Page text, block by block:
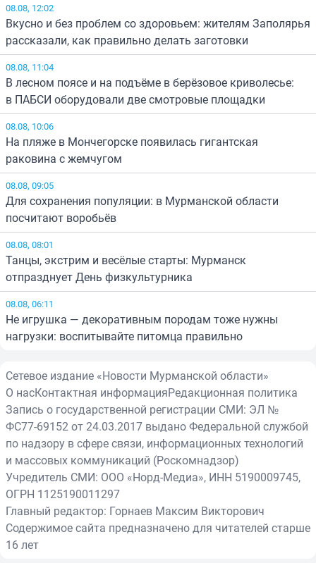
08.08, 12:02
Вкусно и без проблем со здоровьем: жителям Заполярья
рассказали, как правильно делать заготовки
08.08, 11:04
В лесном поясе и на подъёме в берёзовое криволесье:
в ПАБСИ оборудовали две смотровые площадки
08.08, 10:06
На пляже в Мончегорске появилась гигантская
раковина с жемчугом
08.08, 09:05
Для сохранения популяции: в Мурманской области
посчитают воробьёв
08.08, 08:01
Танцы, экстрим и весёлые старты: Мурманск
отпразднует День физкультурника
08.08, 06:11
Не игрушка — декоративным породам тоже нужны
нагрузки: воспитывайте питомца правильно
Сетевое издание «Новости Мурманской области»
О насКонтактная информацияРедакционная политика
Запись о государственной регистрации СМИ: ЭЛ №
ФС77-69152 от 24.03.2017 выдано Федеральной службой
по надзору в сфере связи, информационных технологий
и массовых коммуникаций (Роскомнадзор)
Учредитель СМИ: ООО «Норд-Медиа», ИНН 5190009745,
ОГРН 1125190011297
Главный редактор: Горнаев Максим Викторович
Содержимое сайта предназначено для читателей старше
16 лет